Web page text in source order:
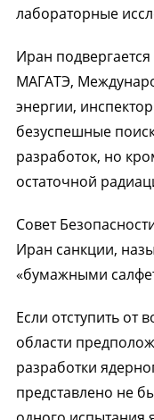
лабораторные
Иран
МАГАТЭ,
энергии,
безуспешные
разработок, но
остаточной
Совет
Иран санкции,
«бумажными
Если отступить от
области
разработки
представлено не